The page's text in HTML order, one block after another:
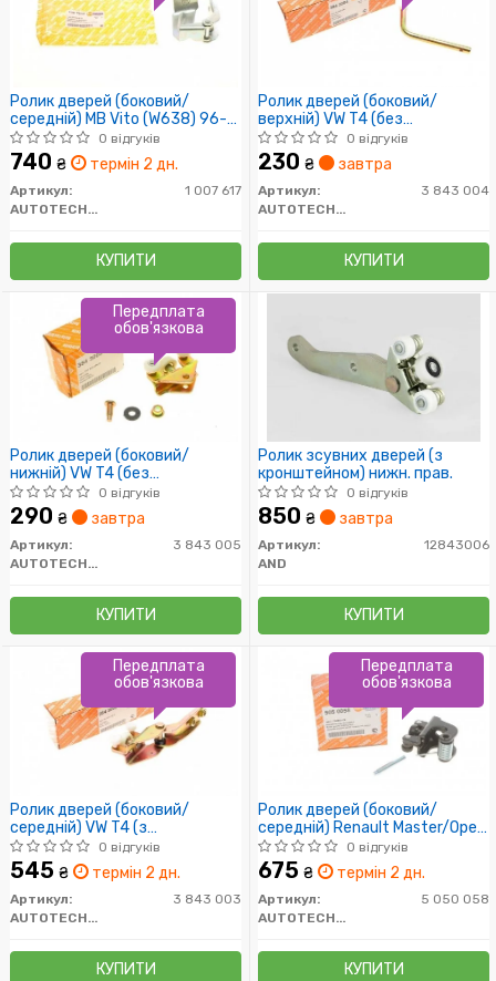
Ролик дверей (боковий/
середній) MB Vito (W638) 96-
03
0 відгуків
740 ₴ термін 2 дн.
Артикул:
1 007 617
AUTOTECHTEILE
КУПИТИ
Ролик дверей (боковий/
верхній) VW T4 (без
кронштейна)0 відгуків
230 ₴ завтра
Артикул:
3 843 004
AUTOTECHTEILE
КУПИТИ
Ролик дверей (боковий/
нижній) VW T4 (без
кронштейна) (8302300090)
0 відгуків
290 ₴ завтра
Артикул:
3 843 005
AUTOTECHTEILE
КУПИТИ
Передплата
обов'язкова
Ролик зсувних дверей (з
кронштейном) нижн. прав.
0 відгуків
850 ₴ завтра
Артикул:
12843006
AND
КУПИТИ
Ролик дверей (боковий/
середній) VW T4 (з
кронштейном)0 відгуків
545 ₴ термін 2 дн.
Артикул:
3 843 003
AUTOTECHTEILE
КУПИТИ
Передплата
обов'язкова
Ролик дверей (боковий/
середній) Renault Master/Opel
Movano 98- (без кронштейна)
0 відгуків
675 ₴ термін 2 дн.
Артикул:
5 050 058
AUTOTECHTEILE
КУПИТИ
Передплата
обов'язкова